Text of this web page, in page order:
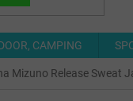
CAMPING
Mizuno Release Sweat